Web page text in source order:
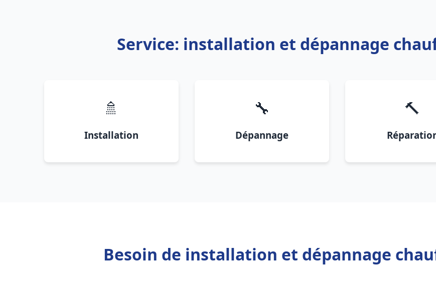
Service: installation et dépannage
🚿
Installation
🔧
Dépannage
🔨
Besoin de installation et dépannage